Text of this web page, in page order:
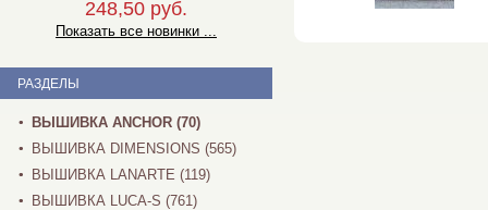
248,50 руб.
Показать все новинки ...
РАЗДЕЛЫ
ВЫШИВКА ANCHOR (70)
ВЫШИВКА DIMENSIONS (565)
ВЫШИВКА LANARTE (119)
ВЫШИВКА LUCA-S (761)